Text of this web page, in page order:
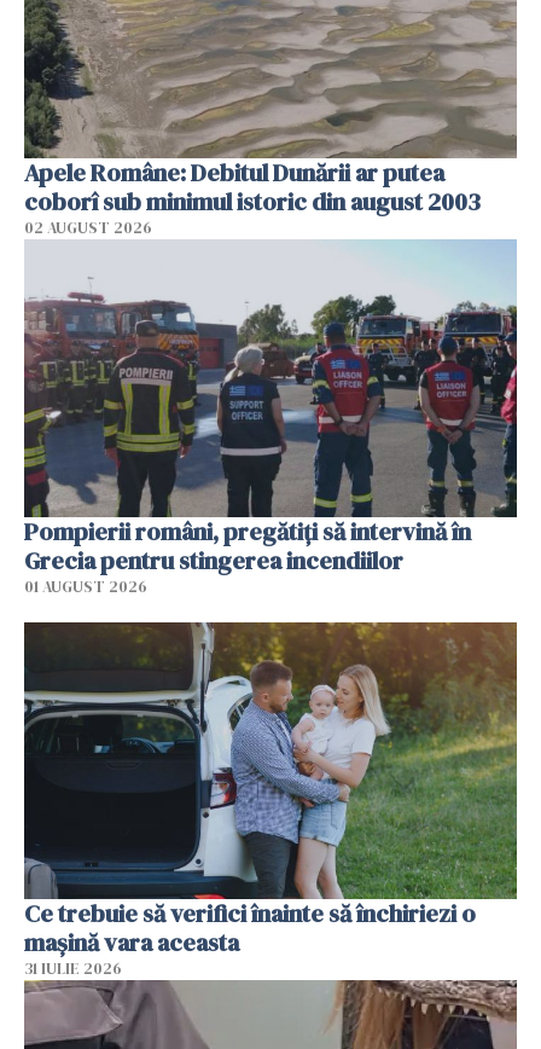
Apele Române: Debitul Dunării ar putea
coborî sub minimul istoric din august 2003
02 AUGUST 2026
Pompierii români, pregătiţi să intervină în
Grecia pentru stingerea incendiilor
01 AUGUST 2026
Ce trebuie să verifici înainte să închiriezi o
mașină vara aceasta
31 IULIE 2026